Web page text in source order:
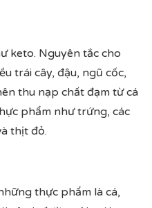
keto. Nguyên tắc cho
trái cây, đậu, ngũ cốc,
thu nạp chất đạm từ cá
phẩm như trứng, các
thịt đỏ.
thực phẩm là cá,